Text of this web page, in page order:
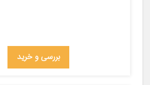
بررسی و خرید